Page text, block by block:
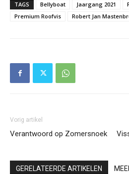
TAGS Bellyboat Jaargang 2021
Premium Roofvis
Robert Jan
Vorig artikel
Verantwoord op Zomersnoek
GERELATEERDE ARTIKELEN